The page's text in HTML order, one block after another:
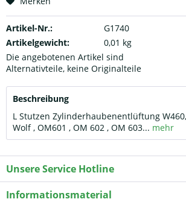
Artikel-Nr.:
G1740
Artikelgewicht:
0,01 kg
Die angebotenen Artikel sind
Alternativteile, keine Originalteile
Beschreibung
L Stutzen Zylinderhaubenentlüftung W460,
Wolf , OM601 , OM 602 , OM 603... mehr
Unsere Service Hotline
Informationsmaterial